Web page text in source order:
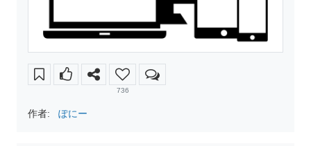
736
作者: ぽにー